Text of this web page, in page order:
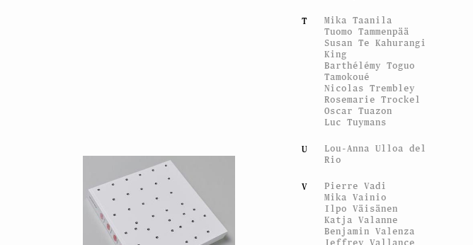
T
Mika Taanila
Tuomo Tammenpää
Susan Te Kahurangi
King
Barthélémy Toguo
Tamokoué
Nicolas Trembley
Rosemarie Trockel
Oscar Tuazon
Luc Tuymans
U
Lou-Anna Ulloa del
Rio
V
Pierre Vadi
Mika Vainio
Ilpo Väisänen
Katja Valanne
Benjamin Valenza
Jeffrey Vallance